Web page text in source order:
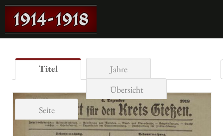
Titel
Jahre
Übersicht
Seite